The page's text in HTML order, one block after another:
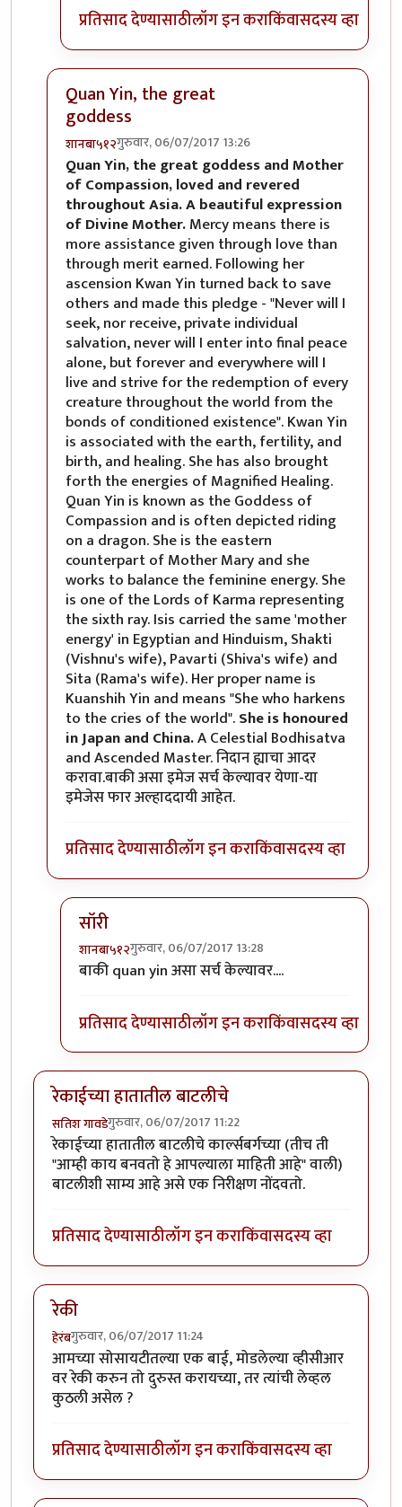
प्रतिसाद देण्यासाठीलॉग इन कराकिंवासदस्य व्हा
Quan Yin, the great
goddess
शानबा५१२गुरुवार, 06/07/2017 13:26
In reply toरेकाई काय क्युट दिसतेय हो,byअभ्या..
Quan Yin, the great goddess and Mother
of Compassion, loved and revered
throughout Asia. A beautiful expression
of Divine Mother.Mercy means there is
more assistance given through love than
through merit earned. Following her
ascension Kwan Yin turned back to save
others and made this pledge - "Never will I
seek, nor receive, private individual
salvation, never will I enter into final peace
alone, but forever and everywhere will I
live and strive for the redemption of every
creature throughout the world from the
bonds of conditioned existence". Kwan Yin
is associated with the earth, fertility, and
birth, and healing. She has also brought
forth the energies of Magnified Healing.
Quan Yin is known as the Goddess of
Compassion and is often depicted riding
on a dragon. She is the eastern
counterpart of Mother Mary and she
works to balance the feminine energy. She
is one of the Lords of Karma representing
the sixth ray. Isis carried the same 'mother
energy' in Egyptian and Hinduism, Shakti
(Vishnu's wife), Pavarti (Shiva's wife) and
Sita (Rama's wife). Her proper name is
Kuanshih Yin and means "She who harkens
to the cries of the world".She is honoured
in Japan and China.A Celestial Bodhisatva
and Ascended Master. निदान ह्याचा आदर
करावा.बाकी असा इमेज सर्च केल्यावर येणा-या
इमेजेस फार अल्हाददायी आहेत.
प्रतिसाद देण्यासाठीलॉग इन कराकिंवासदस्य व्हा
सॉरी
शानबा५१२गुरुवार, 06/07/2017 13:28
In reply toQuan Yin, the great goddess
बाकी quan yin असा सर्च केल्यावर....
प्रतिसाद देण्यासाठीलॉग इन कराकिंवासदस्य व्हा
रेकाईच्या हातातील बाटलीचे
सतिश गावडेगुरुवार, 06/07/2017 11:22
रेकाईच्या हातातील बाटलीचे कार्ल्सबर्गच्या (तीच ती
"आम्ही काय बनवतो हे आपल्याला माहिती आहे" वाली)
बाटलीशी साम्य आहे असे एक निरीक्षण नोंदवतो.
प्रतिसाद देण्यासाठीलॉग इन कराकिंवासदस्य व्हा
रेकी
हेरंबगुरुवार, 06/07/2017 11:24
आमच्या सोसायटीतल्या एक बाई, मोडलेल्या व्हीसीआर
वर रेकी करुन तो दुरुस्त करायच्या, तर त्यांची लेव्हल
कुठली असेल ?
प्रतिसाद देण्यासाठीलॉग इन कराकिंवासदस्य व्हा